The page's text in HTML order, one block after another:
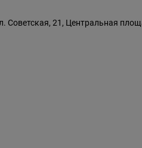
Советская, 21, Центральная